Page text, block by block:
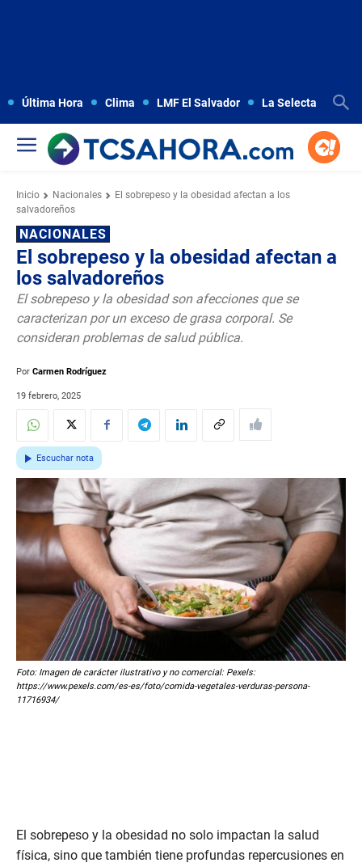
Última Hora Clima LMF El Salvador La Selecta
Inicio Nacionales
El sobrepeso y la obesidad afectan a los
salvadoreños
NACIONALES
El sobrepeso y la obesidad afectan a
los salvadoreños
El sobrepeso y la obesidad son afecciones que se
caracterizan por un exceso de grasa corporal. Se
consideran problemas de salud pública.
Por Carmen Rodríguez
19 febrero, 2025
Escuchar nota
Foto: Imagen de carácter ilustrativo y no comercial: Pexels:
https://www.pexels.com/es-es/foto/comida-vegetales-verduras-persona-
11716934/
El sobrepeso y la obesidad no solo impactan la salud
física, sino que también tiene profundas repercusiones en